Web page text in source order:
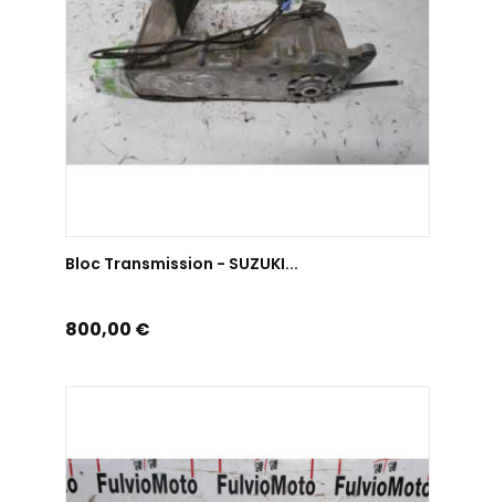
Bloc Transmission - SUZUKI...
Prix
800,00 €